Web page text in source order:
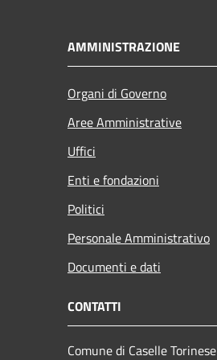
AMMINISTRAZIONE
Organi di Governo
Aree Amministrative
Uffici
Enti e fondazioni
Politici
Personale Amministrativo
Documenti e dati
CONTATTI
Comune di Caselle Torinese